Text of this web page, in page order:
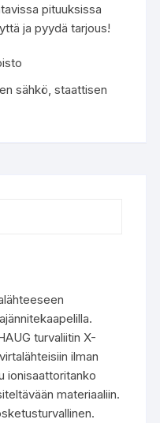
pituuksissa
ja pyydä tarjous!
sähkö ,staattisen
turvaliitin X-
ilman
ionisaattoritanko
materiaaliin.